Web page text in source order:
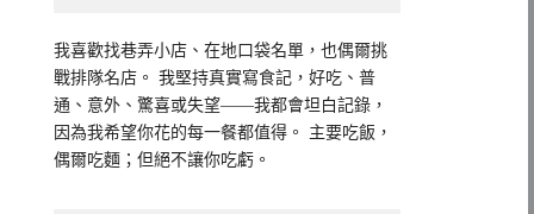
我喜歡找巷弄小店、在地口袋名單，也偶爾挑
戰排隊名店。 我堅持真實寫食記，好吃、普
通、意外、驚喜或失望——我都會坦白記錄，
因為我希望你花的每一餐都值得。 主要吃飯，
偶爾吃麵；但絕不讓你吃虧。